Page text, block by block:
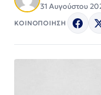
31 Αυγούστου
ΚΟΙΝΟΠΟΙΗΣΗ